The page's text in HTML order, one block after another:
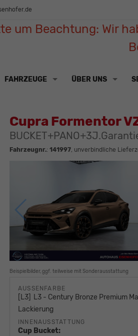
um Beachtung: Wir
FAHRZEUGE ÜBER UNS
Cupra Formentor
Fahrzeugnr.: 141997, unverbindliche
Beispielbilder, ggf. teilweise mit Sonderausstattung
AUSSENFARBE
L3
L3 - Century Bronze Premium
Lackierung
INNENAUSSTATTUNG
Cup Bucket: